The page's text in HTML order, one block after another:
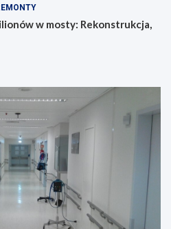
w mosty: Rekonstrukcja,